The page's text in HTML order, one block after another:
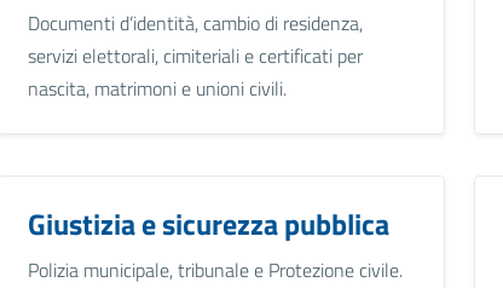
Documenti d’identità, cambio di residenza,
servizi elettorali, cimiteriali e certificati per
nascita, matrimoni e unioni civili.
Giustizia e sicurezza pubblica
Polizia municipale, tribunale e Protezione civile.